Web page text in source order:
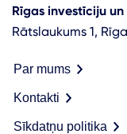
Rīgas investīciju
Rātslaukums 1,
Par mums
Kontakti
Sīkdatņu politika